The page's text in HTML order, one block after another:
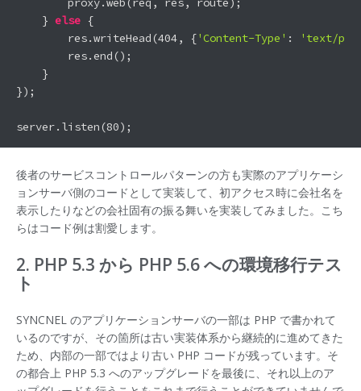
    }
else {
        res.writeHead(
404, {'Content-Type' :
'text/
        res.end();
    }
});
server.listen(80
後者のサービスコントロールパターンの方も実際のアプリケーシ
ョンサーバ側のコードとして実装して、初アクセス時に会社名を
表示したりなどの会社固有の振る舞いを実装してみました。こち
らはコード例は割愛します。
2. PHP 5.3 から PHP 5.6 への環境移行テス
ト
SYNCNEL のアプリケーションサーバの一部は PHP で書かれて
いるのですが、その箇所は古い実装体系から継続的に進めてきた
ため、内部の一部ではより古い PHP コードが残っています。そ
の都合上 PHP 5.3 へのアップグレードを最後に、それ以上のア